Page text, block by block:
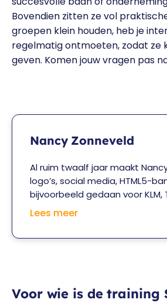
Bovendien zitten ze vol
groepen klein houden, heb je
regelmatig ontmoeten, zodat ze
geven. Komen jouw vragen pas
Nancy Zonneveld
Al ruim twaalf jaar maakt
logo’s, social media, HTML5-
bijvoorbeeld gedaan voor
ze veel samen met
Lees meer
Voor wie is de training